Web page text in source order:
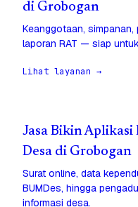
di Grobogan
Keanggotaan, simpanan,
laporan RAT — siap
Lihat layanan →
Jasa Bikin Aplikasi
Desa di Grobogan
Surat online, data
BUMDes, hingga
informasi desa.